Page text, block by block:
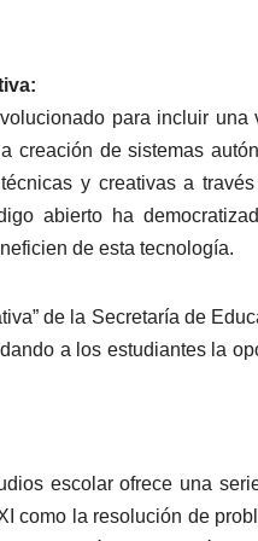
para incluir una
creación de sistemas
y creativas a
abierto ha
de esta tecnología.
de la Secretaría de
a los estudiantes la
escolar ofrece una
como la resolución de